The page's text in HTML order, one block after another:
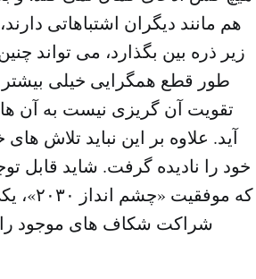
هم مانند دیگران اشتباهاتی
زیر ذره بین بگذارد، می تواند
طور قطع همگرایی خیلی بیشتر
تقویت آن گریزی نیست به آن
آید. علاوه بر این نباید تلاش
خود را نادیده گرفت. شاید قابل
که
شراکت شکاف های موجود